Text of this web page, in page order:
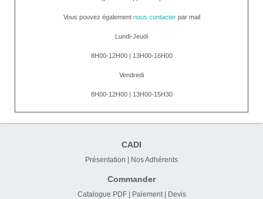
Vous pouvez également nous contacterpar mail
Lundi-Jeudi
8H00-12H00 | 13H00-16H00
Vendredi
8H00-12H00 | 13H00-15H30
CADI
Présentation | Nos Adhérents
Commander
Catalogue PDF | Paiement | Devis